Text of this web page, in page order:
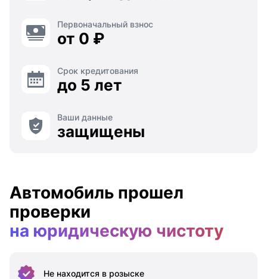
Первоначальный взнос
от 0 ₽
Срок кредитования
до 5 лет
Ваши данные
защищены
Автомобиль прошел
проверки
на юридическую чистоту
Не находится в розыске